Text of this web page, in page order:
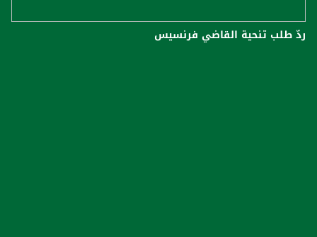
ردّ طلب تنحية القاضي فرنسيس